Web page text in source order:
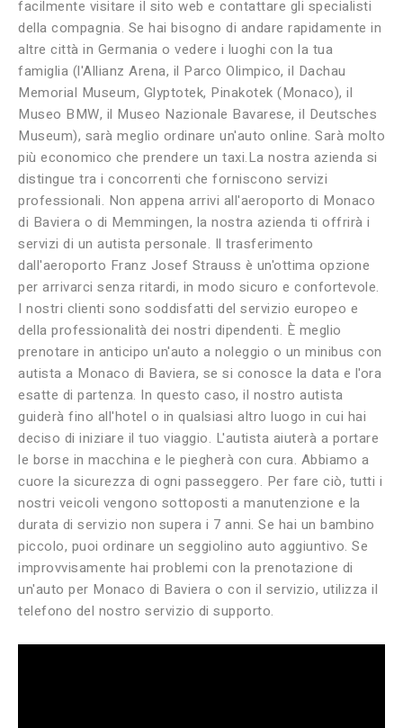
facilmente visitare il sito web e contattare gli specialisti
della compagnia. Se hai bisogno di andare rapidamente in
altre città in Germania o vedere i luoghi con la tua
famiglia (l'Allianz Arena, il Parco Olimpico, il Dachau
Memorial Museum, Glyptotek, Pinakotek (Monaco), il
Museo BMW, il Museo Nazionale Bavarese, il Deutsches
Museum), sarà meglio ordinare un'auto online. Sarà molto
più economico che prendere un taxi.La nostra azienda si
distingue tra i concorrenti che forniscono servizi
professionali. Non appena arrivi all'aeroporto di Monaco
di Baviera o di Memmingen, la nostra azienda ti offrirà i
servizi di un autista personale. Il trasferimento
dall'aeroporto Franz Josef Strauss è un'ottima opzione
per arrivarci senza ritardi, in modo sicuro e confortevole.
I nostri clienti sono soddisfatti del servizio europeo e
della professionalità dei nostri dipendenti. È meglio
prenotare in anticipo un'auto a noleggio o un minibus con
autista a Monaco di Baviera, se si conosce la data e l'ora
esatte di partenza. In questo caso, il nostro autista
guiderà fino all'hotel o in qualsiasi altro luogo in cui hai
deciso di iniziare il tuo viaggio. L'autista aiuterà a portare
le borse in macchina e le piegherà con cura. Abbiamo a
cuore la sicurezza di ogni passeggero. Per fare ciò, tutti i
nostri veicoli vengono sottoposti a manutenzione e la
durata di servizio non supera i 7 anni. Se hai un bambino
piccolo, puoi ordinare un seggiolino auto aggiuntivo. Se
improvvisamente hai problemi con la prenotazione di
un'auto per Monaco di Baviera o con il servizio, utilizza il
telefono del nostro servizio di supporto.